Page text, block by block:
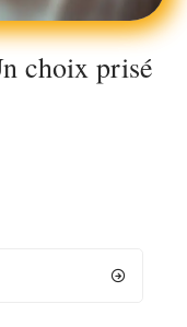
choix prisé